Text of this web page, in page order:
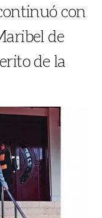
con
de
de la